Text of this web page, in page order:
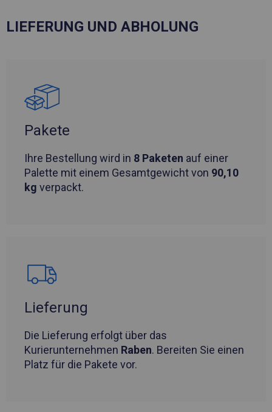
LIEFERUNG UND ABHOLUNG
Pakete
Ihre Bestellung wird in 8 Paketen auf einer
Palette mit einem Gesamtgewicht von 90,10
kg verpackt.
Lieferung
Die Lieferung erfolgt über das
Kurierunternehmen Raben. Bereiten Sie einen
Platz für die Pakete vor.